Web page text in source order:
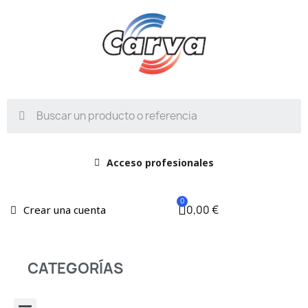
Acceso profesionales
Crear una cuenta 0,00 €
CATEGORÍAS